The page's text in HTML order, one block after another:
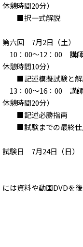
休憩時間20分）
■択一式解説
第六回 7月2日（土）
10：00～12：00 講
休憩時間10分）
■記述模擬試験と解
13：00～16：00 講
休憩時間20分）
■記述必勝指南
■試験までの最終仕
試験日 7月24日（日
※講
には資料や動画DVDを